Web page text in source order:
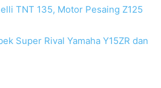
TNT 135, Motor Pesaing Z125
Super Rival Yamaha Y15ZR dan